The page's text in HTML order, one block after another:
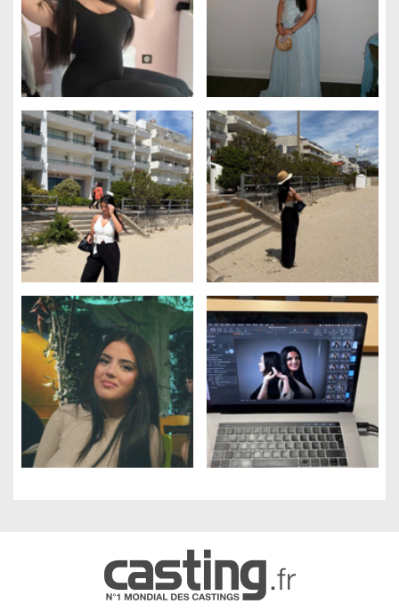
Gestion des cookies
Nous utilisons des cookies qui facilitent l'utilisation du site,
améliorent la performance et la sécurité du site internet.
Faites-nous part de vos préférences de cookies pour chaque
Mesure d'audience
Régies publicitaires